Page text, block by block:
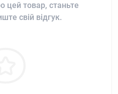
цей товар, станьте
свій відгук.